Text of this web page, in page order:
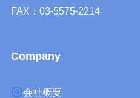
FAX：03-5575-2214
Company
会社概要